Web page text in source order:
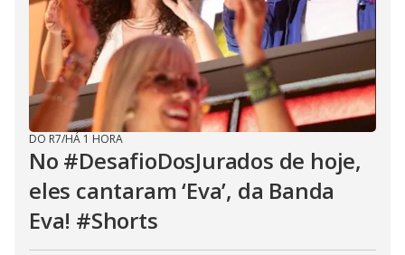
DO R7/HÁ 1 HORA
No #DesafioDosJurados de hoje,
eles cantaram ‘Eva’, da Banda
Eva! #Shorts